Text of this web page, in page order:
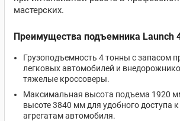
мастерских.
Преимущества подъемника Launch
Грузоподъемность 4 тонны с запасом
легковых автомобилей и
тяжелые кроссоверы.
Максимальная высота подъема 1920
высоте 3840 мм для удобного доступа
агрегатам автомобиля.